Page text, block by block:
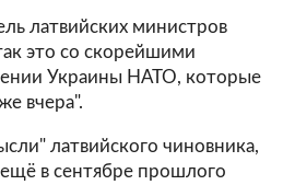
латвийских министров
это со скорейшими
Украины НАТО, которые
вчера".
латвийского чиновника,
в сентябре прошлого